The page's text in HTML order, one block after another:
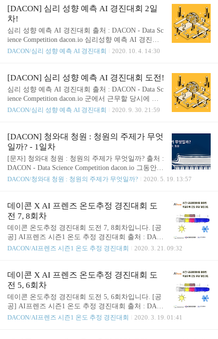
ndas를 활용하여 ..
그동안 여러 공모전을 도전하며 듣고 보고 해보았던
노하우를 녹여보고자 합니다. 데이터는 영어 데이터
로 구성되어있습니다. 자연어처리에 관심 있는 분들
은 도전해보셔도 좋을 것 같습니다. 상금으로는 100
만원에 애플워치가 제공된다고 합니다. 공모전 진행
은 NIPA에서 지원해주는 GPU를 지원받아 Ubuntu +
원 받아 무료로 사용해보자! Ai Hub GPU ..
[DACON] 심리 성향 예측 AI 경진대회 2일
차!
심리 성향 예측 AI 경진대회 출처 : DACON - Data Sc
ience Competition dacon.io 심리성향 예측 AI 경진대
회 2일차! 오늘은 먼저 지난번에 GridSearchCV를 통
파라미터를 넣은 탓인지 최적의 파라미터를 도출하
는데까지 약 23시간의 시간이 소요되었습니다. GridS
earchCV에 관한 코드는 지난 1일차 게시물에 포함되
어있습니다. 23시간이 소요된 끝에 얻은 파라미터
는...! Fitting 5 folds for each of 5460 candidates, totallin
n..
DACON/심리 성향 예측 AI 경진대회 2020. 10. 4. 14:30
[DACON] 심리 성향 예측 AI 경진대회 도전!
심리 성향 예측 AI 경진대회 출처 : DACON - Data Sc
ience Competition dacon.io 군에서 근무할 당시에 이
런 심리 성향을 예측하는 것에 관심이 있었는데 최근
유지만 무엇보다도 배경색이 제가 좋아하는 노란색
이어서 그것이 마음에 들어 더더욱 도전해봐야겠다
라는 생각이 들었습니다. 사실 처음엔 자연어처리 대
회인 것 같아 관심이 갔던 부분이 더 컸기에 조금 아
쉬운 부분이 있지만 그동안 나태해진 것 같았던 저를
돌아보며 열심히 해보려고 합니다. 심리 성향 예측에
었다면 한 번 도전해보셔도 좋을 것 같습니다~ 그럼
앞으로 시간 날때마..
DACON/심리 성향 예측 AI 경진대회 2020. 9. 30. 21:59
[DACON] 청와대 청원 : 청원의 주제가 무엇
일까? - 1일차
[문자] 청와대 청원 : 청원의 주제가 무엇일까? 출처 :
DACON - Data Science Competition dacon.io 그동안 El
asticsearch를 활용하여 검색 시스템을 개발하면서 자
이콘에서 교육용으로 열려있는 청와대 청원 분류 문
제를 풀어보기로 했습니다. 이 문제는 청와대 청원이
0 : 인권 / 성평등 | 1 : 문화 / 예술 / 체육 / 언론 | 2 : 육
아 / 교육 이 세가지 중 어떤 카테고리에 속하는지 분
류를 하면되는 문제입니다. 모든 과정은 Google Cola
b의 GPU 환경에서 진행하였습니다. 먼저 pandas의 re
DACON/청와대 청원 : 청원의 주제가 무엇일까? 2020. 5. 19. 13:57
데이콘 X AI 프렌즈 온도추정 경진대회 도
전 7, 8회차
데이콘 온도추정 경진대회 도전 7, 8회차입니다. [공
공] AI프렌즈 시즌1 온도 추정 경진대회 출처 : DAC
ON - Data Science Competition dacon.io 첫번째 시도
06, Y09, Y12, Y16, Y17을 평균 낸 값을 넣어주어 비
어있지않은 구간의 데이터와 함께 사용했습니다. dat
a_for_graph = train.loc[:, ['Y06', 'Y09', 'Y12', 'Y16', 'Y
17']].dropna() plt.figure(figsize=(20, 10)) plt.plot(data_f
or_graph) import numpy as np new_Y_18 = [] for ..
DACON/AI프렌즈 시즌1 온도 추정 경진대회 2020. 3. 21. 09:32
데이콘 X AI 프렌즈 온도추정 경진대회 도
전 5, 6회차
데이콘 온도추정 경진대회 도전 5, 6회차입니다. [공
공] AI프렌즈 시즌1 온도 추정 경진대회 출처 : DAC
ON - Data Science Competition dacon.io 첫번째 시도 Y
DACON/AI프렌즈 시즌1 온도 추정 경진대회 2020. 3. 19. 01:41